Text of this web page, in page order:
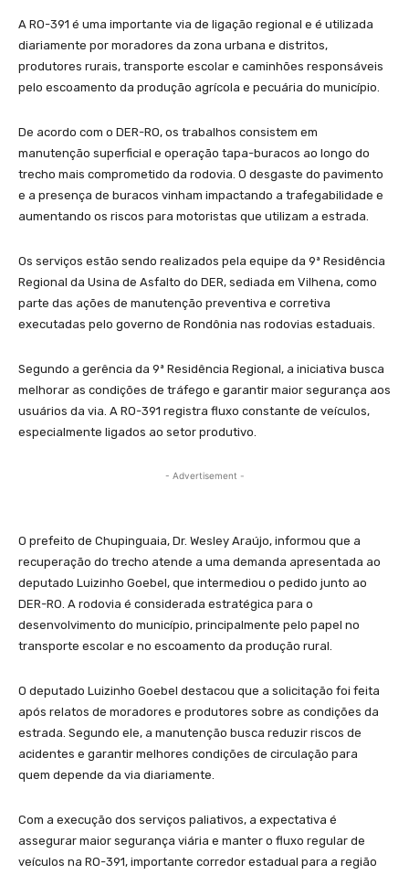
A RO-391 é uma importante via de ligação regional e é utilizada
diariamente por moradores da zona urbana e distritos,
produtores rurais, transporte escolar e caminhões responsáveis
pelo escoamento da produção agrícola e pecuária do município.
De acordo com o DER-RO, os trabalhos consistem em
manutenção superficial e operação tapa-buracos ao longo do
trecho mais comprometido da rodovia. O desgaste do pavimento
e a presença de buracos vinham impactando a trafegabilidade e
aumentando os riscos para motoristas que utilizam a estrada.
Os serviços estão sendo realizados pela equipe da 9ª Residência
Regional da Usina de Asfalto do DER, sediada em Vilhena, como
parte das ações de manutenção preventiva e corretiva
executadas pelo governo de Rondônia nas rodovias estaduais.
Segundo a gerência da 9ª Residência Regional, a iniciativa busca
melhorar as condições de tráfego e garantir maior segurança aos
usuários da via. A RO-391 registra fluxo constante de veículos,
especialmente ligados ao setor produtivo.
- Advertisement -
O prefeito de Chupinguaia, Dr. Wesley Araújo, informou que a
recuperação do trecho atende a uma demanda apresentada ao
deputado Luizinho Goebel, que intermediou o pedido junto ao
DER-RO. A rodovia é considerada estratégica para o
desenvolvimento do município, principalmente pelo papel no
transporte escolar e no escoamento da produção rural.
O deputado Luizinho Goebel destacou que a solicitação foi feita
após relatos de moradores e produtores sobre as condições da
estrada. Segundo ele, a manutenção busca reduzir riscos de
acidentes e garantir melhores condições de circulação para
quem depende da via diariamente.
Com a execução dos serviços paliativos, a expectativa é
assegurar maior segurança viária e manter o fluxo regular de
veículos na RO-391, importante corredor estadual para a região